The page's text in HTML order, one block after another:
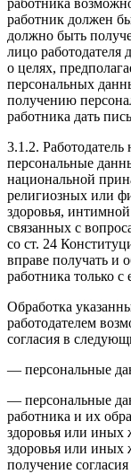
работника
работник должен
должно быть
лицо
о целях,
персональных
получению
работника дать
3.1.2. Работодатель
персональные
национальной
религиозных или
здоровья,
связанных с
со ст. 24
вправе получать и
работника только с
Обработка
работодателем
согласия в
— персональные
— персональные
работника и их
здоровья или иных
здоровья или иных
получение